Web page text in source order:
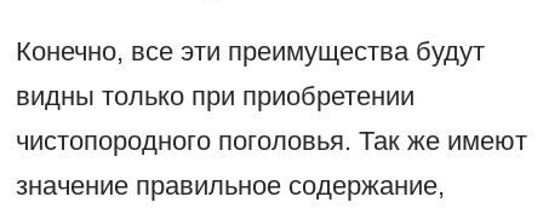
Конечно, все эти преимущества будут
видны только при приобретении
чистопородного поголовья. Так же имеют
значение правильное содержание,